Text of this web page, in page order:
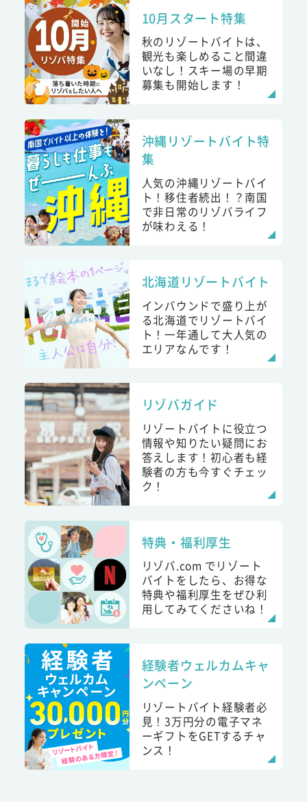
10月スタート特集
秋のリゾートバイトは、
観光も楽しめること間違
いなし！スキー場の早期
募集も開始します！
沖縄リゾートバイト特
集
人気の沖縄リゾートバイ
ト！移住者続出！？南国
で非日常のリゾバライフ
が味わえる！
北海道リゾートバイト
インバウンドで盛り上が
る北海道でリゾートバイ
ト！一年通して大人気の
エリアなんです！
リゾバガイド
リゾートバイトに役立つ
情報や知りたい疑問にお
答えします！初心者も経
験者の方も今すぐチェッ
ク！
特典・福利厚生
リゾバ.com でリゾート
バイトをしたら、お得な
特典や福利厚生をぜひ利
用してみてくださいね！
経験者ウェルカムキャ
ンペーン
リゾートバイト経験者必
見！3万円分の電子マネ
ーギフトをGETするチャ
ンス！